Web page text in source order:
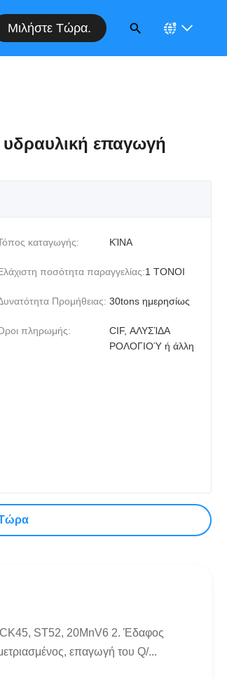
Μιλήστε Τώρα.
επαγωγή
καταγωγής: ΚΊΝΑ
ποσότητα παραγγελίας:1 ΤΟΝΟΙ
Προμήθειας: 30tons ημερησίως
πληρωμής:
CIF, ΑΛΥΣΊΔΑ
ΡΟΛΟΓΙΟΎ ή άλλη
CK45, ST52, 20MnV6 2. Έδαφος
επαγωγή του Q/...